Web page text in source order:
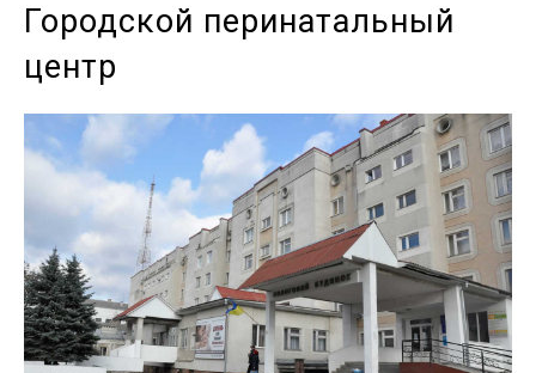
Городской перинатальный
центр